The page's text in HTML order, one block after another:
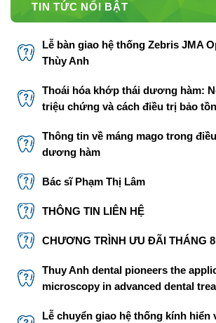
TIN TỨC NỔI BẬT
Lễ bàn giao hệ thống Zebris JMA
Thùy Anh
Thoái hóa khớp thái dương hàm:
triệu chứng và cách điều trị bảo tồn
Thông tin về máng mago trong
dương hàm
Bác sĩ Phạm Thị Lâm
THÔNG TIN LIÊN HỆ
CHƯƠNG TRÌNH ƯU ĐÃI THÁNG 8
Thuy Anh dental pioneers the
microscopy in advanced dental
Lễ chuyển giao hệ thống kính hiển